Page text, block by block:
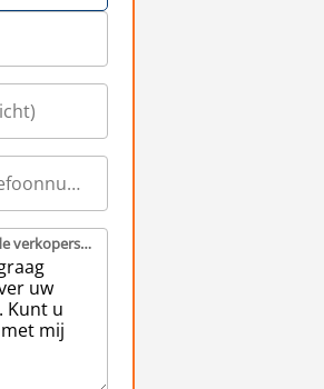
Schrijf een bericht aan de verkopers (Verplicht)